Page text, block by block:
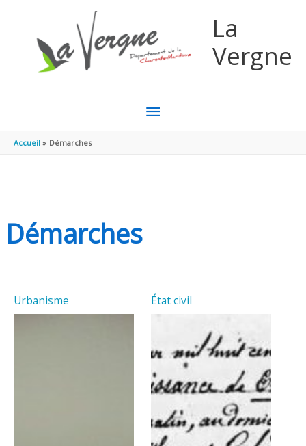
La
Vergne
MENU
Accueil Démarches
Démarches
Urbanisme État civil